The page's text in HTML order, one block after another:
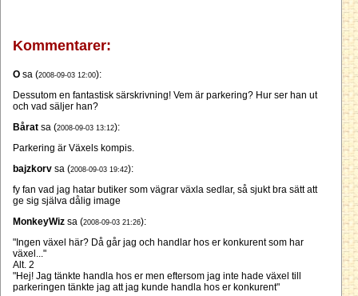
Kommentarer:
O sa (2008-09-03 12:00):
Dessutom en fantastisk särskrivning! Vem är parkering? Hur ser han ut
och vad säljer han?
Bårat sa (2008-09-03 13:12):
Parkering är Växels kompis.
bajzkorv sa (2008-09-03 19:42):
fy fan vad jag hatar butiker som vägrar växla sedlar, så sjukt bra sätt att
ge sig själva dålig image
MonkeyWiz sa (2008-09-03 21:26):
"Ingen växel här? Då går jag och handlar hos er konkurent som har
växel..."
Alt. 2
"Hej! Jag tänkte handla hos er men eftersom jag inte hade växel till
parkeringen tänkte jag att jag kunde handla hos er konkurent"